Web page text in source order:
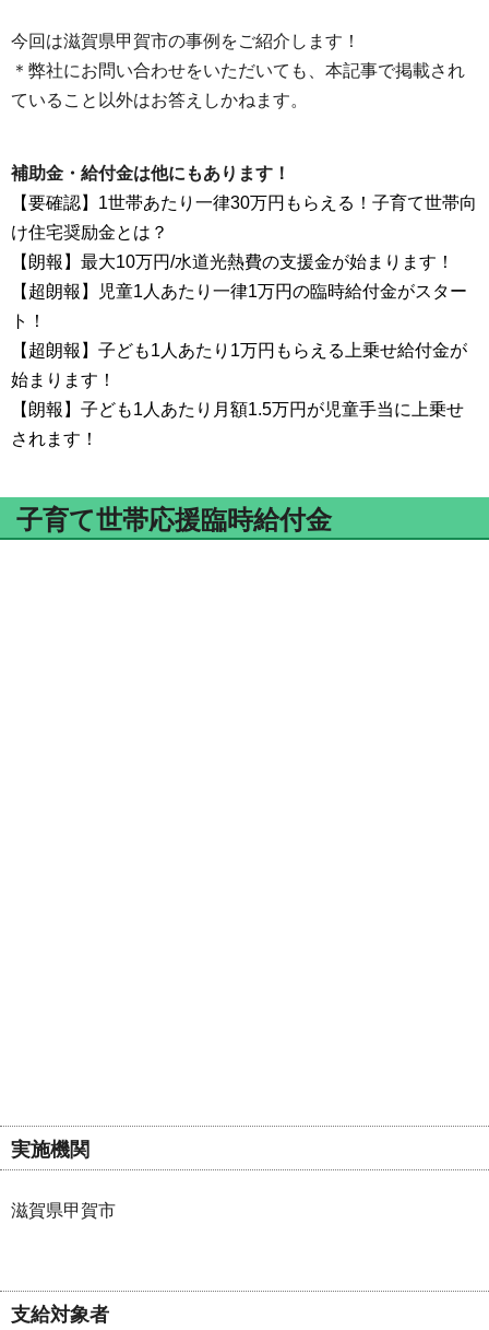
今回は滋賀県甲賀市の事例をご紹介します！
＊弊社にお問い合わせをいただいても、本記事で掲載され
ていること以外はお答えしかねます。
補助金・給付金は他にもあります！
【要確認】1世帯あたり一律30万円もらえる！子育て世帯向
け住宅奨励金とは？
【朗報】最大10万円/水道光熱費の支援金が始まります！
【超朗報】児童1人あたり一律1万円の臨時給付金がスター
ト！
【超朗報】子ども1人あたり1万円もらえる上乗せ給付金が
始まります！
【朗報】子ども1人あたり月額1.5万円が児童手当に上乗せ
されます！
子育て世帯応援臨時給付金
実施機関
滋賀県甲賀市
支給対象者